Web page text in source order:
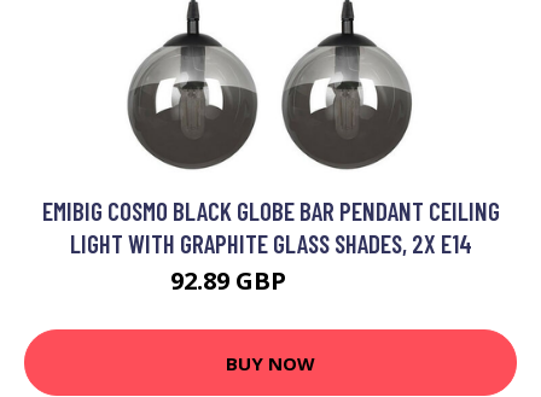
EMIBIG COSMO BLACK GLOBE BAR PENDANT CEILING
LIGHT WITH GRAPHITE GLASS SHADES, 2X E14
92.89 GBP
BUY NOW